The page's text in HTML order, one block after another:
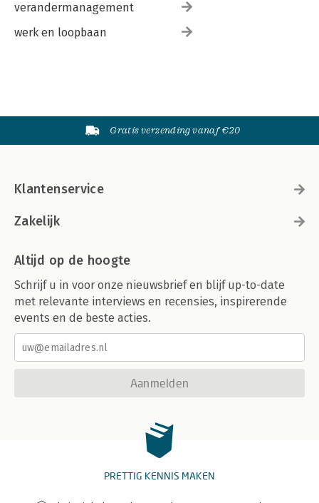
verandermanagement
werk en loopbaan
Gratis verzending vanaf €20
Klantenservice
Zakelijk
Altijd op de hoogte
Schrijf u in voor onze nieuwsbrief en blijf up-to-date
met relevante interviews en recensies, inspirerende
events en de beste acties.
Aanmelden
PRETTIG KENNIS MAKEN